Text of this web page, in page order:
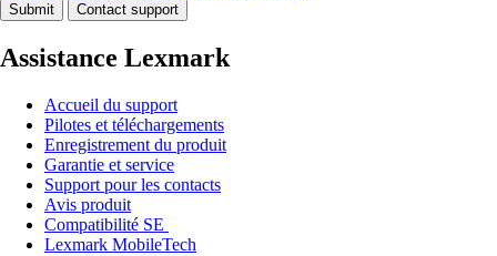
Submit Contact support
Assistance Lexmark
Accueil du support
Pilotes et téléchargements
Enregistrement du produit
Garantie et service
Support pour les contacts
Avis produit
Compatibilité SE
Lexmark MobileTech